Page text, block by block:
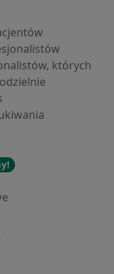
których